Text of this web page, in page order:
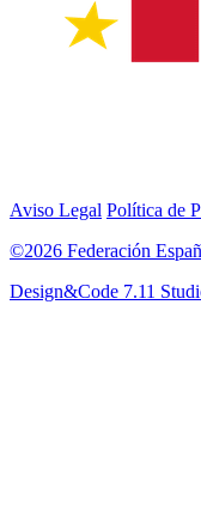
Aviso Legal Política de
©2026 Federación
Design&Code 7.11